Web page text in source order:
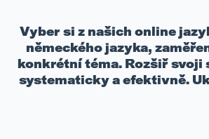
Vyber si z našich online
německého jazyka,
konkrétní téma. Rozšiř svoji
systematicky a efektivně.